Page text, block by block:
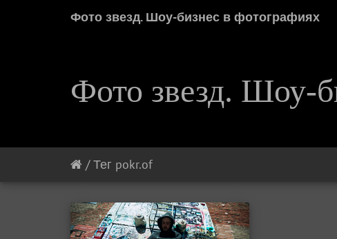
Фото звезд. Шоу-бизнес в фотографиях
Фото звезд. Шоу-
/Тег pokr.of